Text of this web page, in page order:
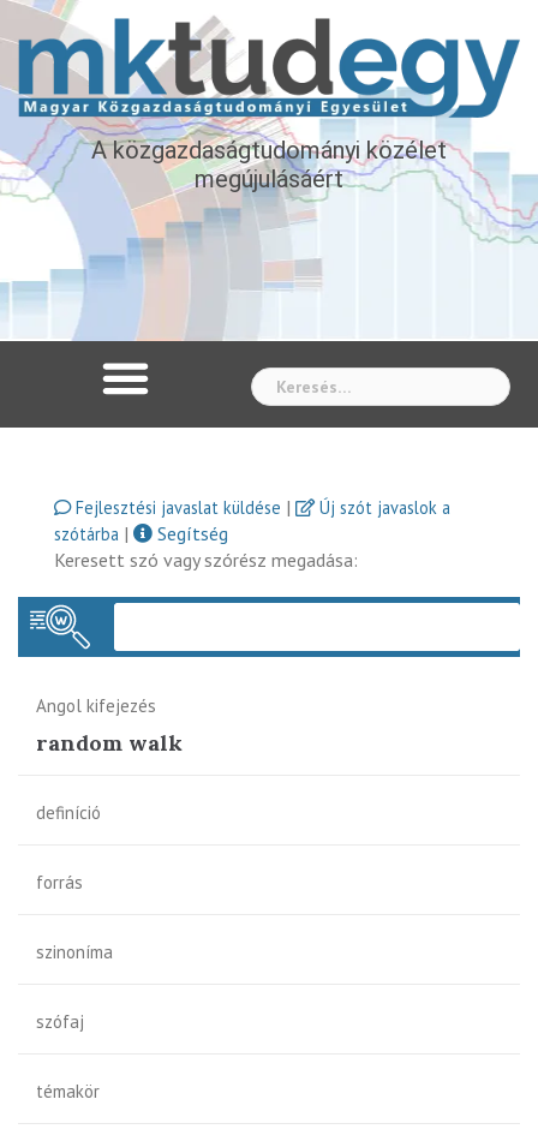
A közgazdaságtudományi közélet
megújulásáért
Fejlesztési javaslat küldése |
Új szót javaslok a
szótárba |
Segítség
Keresett szó vagy szórész megadása:
Angol kifejezés
random walk
definíció
forrás
szinoníma
szófaj
témakör